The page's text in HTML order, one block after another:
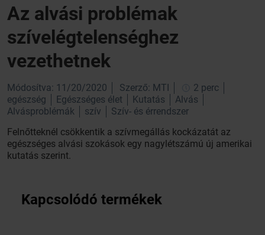
Az alvási problémak
szívelégtelenséghez
vezethetnek
Módosítva: 11/20/2020 Szerző: MTI
2 perc
egészség
Egészséges élet Kutatás
Alvás
Alvásproblémák
szív
Szív- és érrendszer
Felnőtteknél csökkentik a szívmegállás kockázatát az
egészséges alvási szokások egy nagylétszámú új amerikai
kutatás szerint.
Kapcsolódó termékek